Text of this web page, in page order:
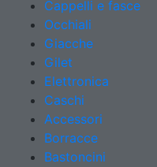
Cappelli e fasce
Occhiali
Giacche
Gilet
Elettronica
Caschi
Accessori
Borracce
Bastoncini